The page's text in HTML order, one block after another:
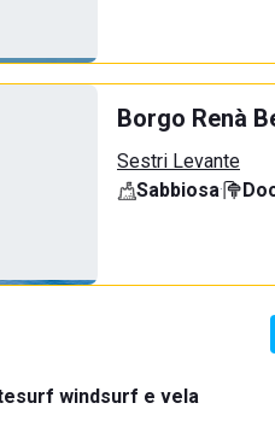
Borgo Renà
Sestri Levante
Sabbiosa·
windsurf e vela